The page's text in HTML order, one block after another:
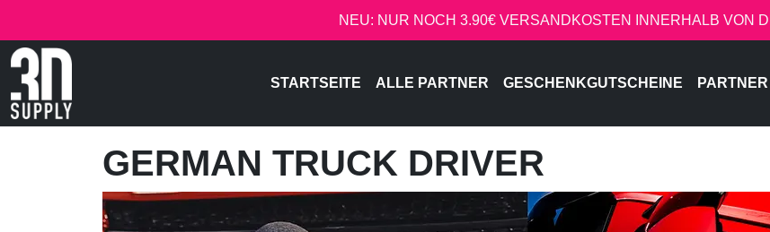
NEU: NUR NOCH 3.90€ VERSANDKOSTEN INNERHALB VON
STARTSEITE ALLE PARTNER GESCHENKGUTSCHEINE
GERMAN TRUCK DRIVER